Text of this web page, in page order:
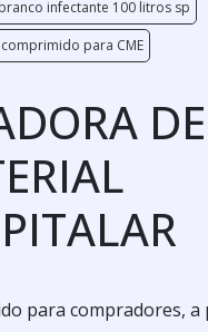
infectante 100 litros sp
para CME
DE
para compradores,